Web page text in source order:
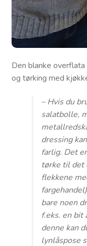
Den blanke
og tørking med
– Hvis du
salatbolle,
dressing
farlig. Det
tørke til det
flekkene
bare noen
f.eks. en bit
denne kan
lynlåspose